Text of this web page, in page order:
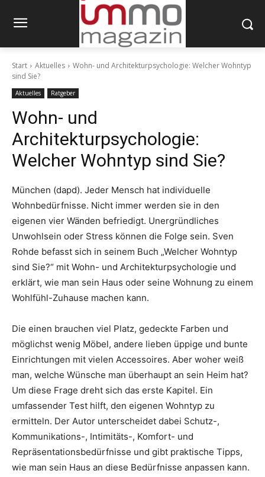
Start Aktuelles
Wohn- und Architekturpsychologie: Welcher Wohntyp
sind Sie?
Aktuelles Ratgeber
Wohn- und
Architekturpsychologie:
Welcher Wohntyp sind Sie?
München (dapd). Jeder Mensch hat individuelle
Wohnbedürfnisse. Nicht immer werden sie in den
eigenen vier Wänden befriedigt. Unergründliches
Unwohlsein oder Stress können die Folge sein. Sven
Rohde befasst sich in seinem Buch „Welcher Wohntyp
sind Sie?“ mit Wohn- und Architekturpsychologie und
erklärt, wie man sein Haus oder seine Wohnung zu einem
Wohlfühl-Zuhause machen kann.
Die einen brauchen viel Platz, gedeckte Farben und
möglichst wenig Möbel, andere lieben üppige und bunte
Einrichtungen mit vielen Accessoires. Aber woher weiß
man, welche Wünsche man überhaupt an sein Heim hat?
Um diese Frage dreht sich das erste Kapitel. Ein
umfassender Test hilft, den eigenen Wohntyp zu
ermitteln. Der Autor unterscheidet dabei Schutz-,
Kommunikations-, Intimitäts-, Komfort- und
Repräsentationsbedürfnisse und gibt praktische Tipps,
wie man sein Haus an diese Bedürfnisse anpassen kann.